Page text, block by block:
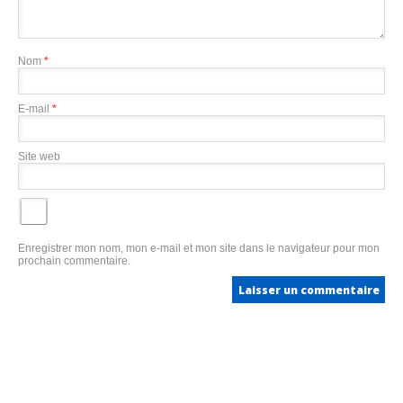
Nom *
E-mail *
Site web
Enregistrer mon nom, mon e-mail et mon site dans le navigateur pour mon
prochain commentaire.